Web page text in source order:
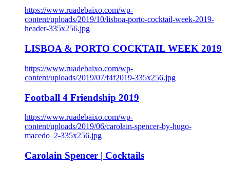
https://www.ruadebaixo.com/wp-
content/uploads/2019/10/lisboa-porto-cocktail-week-2019-
header-335x256.jpg
LISBOA & PORTO COCKTAIL WEEK 2019
https://www.ruadebaixo.com/wp-
content/uploads/2019/07/f4f2019-335x256.jpg
Football 4 Friendship 2019
https://www.ruadebaixo.com/wp-
content/uploads/2019/06/carolain-spencer-by-hugo-
macedo_2-335x256.jpg
Carolain Spencer | Cocktails